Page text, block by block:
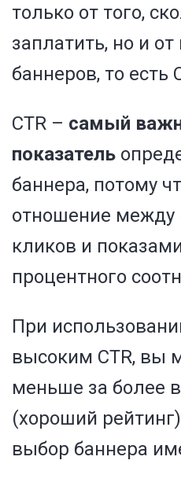
только от того,
заплатить, но и от
баннеров, то есть
CTR – самый
показатель
баннера, потому
отношение между
кликов и
процентного
При
высоким CTR, вы
меньше за более
(хороший
выбор баннера